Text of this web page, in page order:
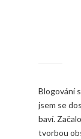
Blogování
jsem se
baví.
tvorbou